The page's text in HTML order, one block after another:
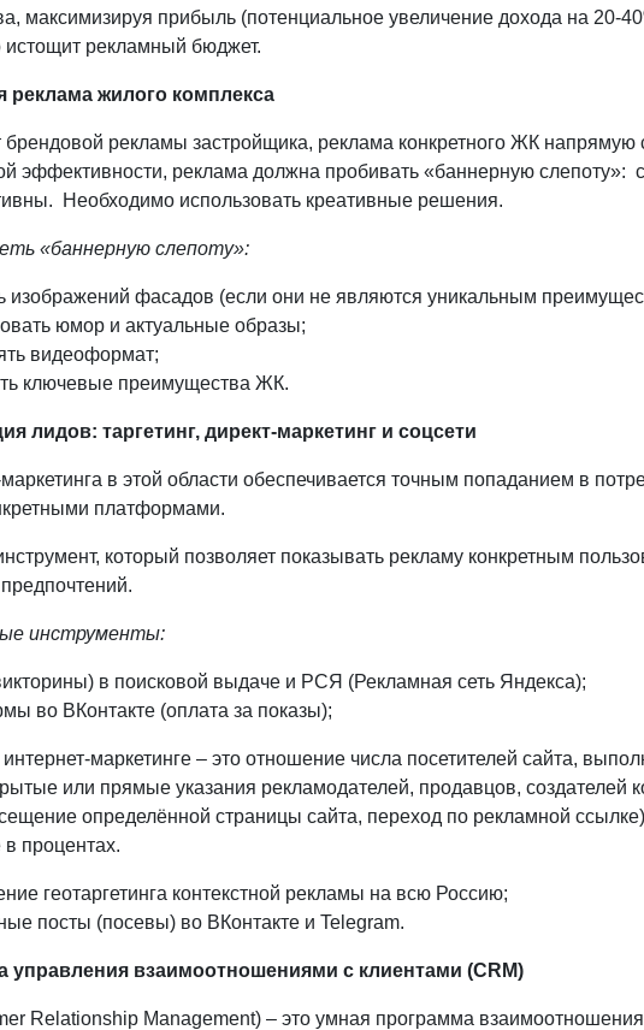
максимизируя прибыль (потенциальное увеличение дохода на 20-
истощит рекламный бюджет.
реклама жилого комплекса
брендовой рекламы застройщика, реклама конкретного ЖК
эффективности, реклама должна пробивать «баннерную слепоту»:
Необходимо использовать креативные решения.
«баннерную слепоту»:
изображений фасадов (если они не являются уникальным
юмор и актуальные образы;
видеоформат;
ключевые преимущества ЖК.
лидов: таргетинг, директ-маркетинг и соцсети
в этой области обеспечивается точным попаданием в
платформами.
который позволяет показывать рекламу конкретным
инструменты:
в поисковой выдаче и РСЯ (Рекламная сеть Яндекса);
во ВКонтакте (оплата за показы);
маркетинге – это отношение числа посетителей сайта,
или прямые указания рекламодателей, продавцов, создателей
определённой страницы сайта, переход по рекламной
процентах.
геотаргетинга контекстной рекламы на всю Россию;
посты (посевы) во ВКонтакте и Telegram.
управления взаимоотношениями с клиентами (CRM)
Relationship Management) – это умная программа